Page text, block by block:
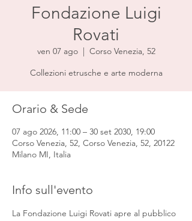
Fondazione Luigi
Rovati
ven 07 ago
  |
Corso Venezia, 52
Collezioni etrusche e arte moderna
Orario & Sede
07 ago 2026, 11:00 – 30 set 2030, 19:00
Corso Venezia, 52, Corso Venezia, 52, 20122
Milano MI, Italia
Info sull'evento
La Fondazione Luigi Rovati apre al pubblico